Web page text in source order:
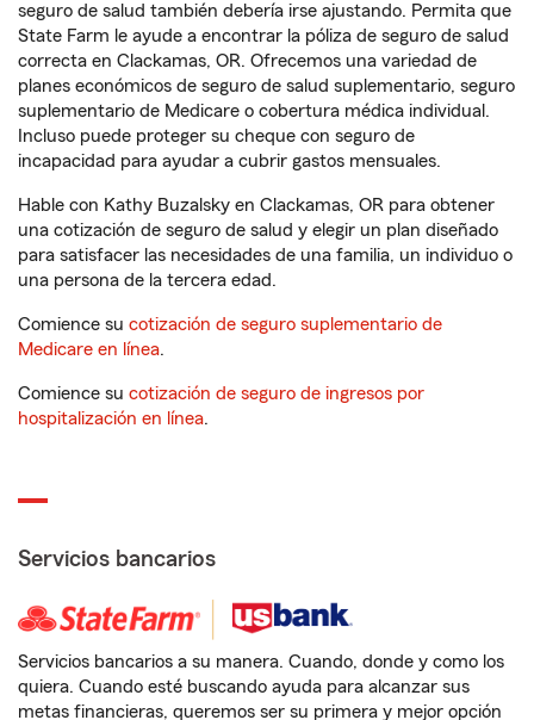
seguro de salud también debería irse ajustando. Permita que
State Farm le ayude a encontrar la póliza de seguro de salud
correcta en Clackamas, OR. Ofrecemos una variedad de
planes económicos de seguro de salud suplementario, seguro
suplementario de Medicare o cobertura médica individual.
Incluso puede proteger su cheque con seguro de
incapacidad para ayudar a cubrir gastos mensuales.
Hable con Kathy Buzalsky en Clackamas, OR para obtener
una cotización de seguro de salud y elegir un plan diseñado
para satisfacer las necesidades de una familia, un individuo o
una persona de la tercera edad.
Comience su cotización de seguro suplementario de
Medicare en línea.
Comience su cotización de seguro de ingresos por
hospitalización en línea.
Servicios bancarios
Servicios bancarios a su manera. Cuando, donde y como los
quiera. Cuando esté buscando ayuda para alcanzar sus
metas financieras, queremos ser su primera y mejor opción